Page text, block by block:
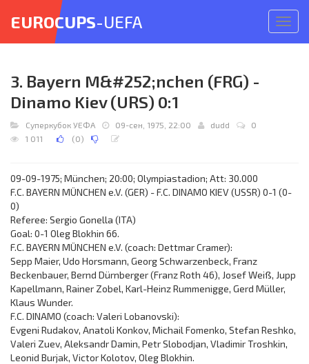
меню
EUROCUPS-UEFA
3. Bayern M&#252;nchen (FRG) -
Dinamo Kiev (URS) 0:1
Суперкубок УЕФА 09-сен, 1975, 22:00 dudd
0
1 011
(0)
09-09-1975; München; 20:00; Olympiastadion; Att: 30.000
F.C. BAYERN MÜNCHEN e.V. (GER) - F.C. DINAMO KIEV (USSR) 0-1 (0-
0)
Referee: Sergio Gonella (ITA)
Goal: 0-1 Oleg Blokhin 66.
F.C. BAYERN MÜNCHEN e.V. (coach: Dettmar Cramer):
Sepp Maier, Udo Horsmann, Georg Schwarzenbeck, Franz
Beckenbauer, Bernd Dürnberger (Franz Roth 46), Josef Weiß, Jupp
Kapellmann, Rainer Zobel, Karl-Heinz Rummenigge, Gerd Müller,
Klaus Wunder.
F.C. DINAMO (coach: Valeri Lobanovski):
Evgeni Rudakov, Anatoli Konkov, Michail Fomenko, Stefan Reshko,
Valeri Zuev, Aleksandr Damin, Petr Slobodjan, Vladimir Troshkin,
Leonid Burjak, Victor Kolotov, Oleg Blokhin.